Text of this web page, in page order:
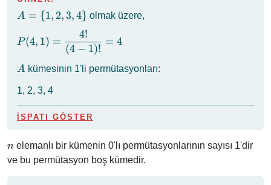
A
\{
2,
4
\}
A = {1, 2,3,4} olmak üzere,
P(4, 1) =
\dfrac{4!}
{(4 - 1)!}
= 4
P(4, 1) =
(4 − 1)!
4!
= 4
A
A kümesinin 1'li permütasyonları:
1, 2, 3, 4
İSPATI GÖSTER
n
n elemanlı bir kümenin 0'lı permütasyonlarının sayısı 1'dir
ve bu permütasyon boş kümedir.